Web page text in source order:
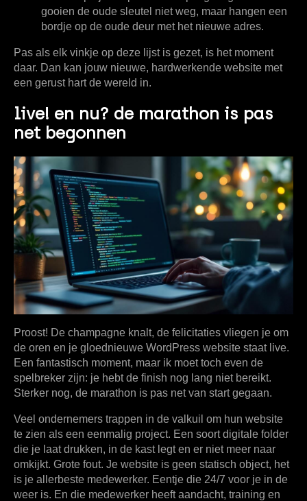
gooien de oude sleutel niet weg, maar hangen een
bordje op de oude deur met het nieuwe adres.
Pas als elk vinkje op deze lijst is gezet, is het moment
daar. Dan kan jouw nieuwe, hardwerkende website met
een gerust hart de wereld in.
live! en nu? de marathon is pas
net begonnen
Proost! De champagne knalt, de felicitaties vliegen je om
de oren en je gloednieuwe WordPress website staat live.
Een fantastisch moment, maar ik moet toch even de
spelbreker zijn: je hebt de finish nog lang niet bereikt.
Sterker nog, de marathon is pas net van start gegaan.
Veel ondernemers trappen in de valkuil om hun website
te zien als een eenmalig project. Een soort digitale folder
die je laat drukken, in de kast legt en er niet meer naar
omkijkt. Grote fout. Je website is geen statisch object, het
is je allerbeste medewerker. Eentje die 24/7 voor je in de
weer is. En die medewerker heeft aandacht, training en